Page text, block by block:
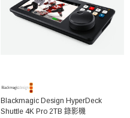
Blackmagic Design HyperDeck
Shuttle 4K Pro 2TB 錄影機